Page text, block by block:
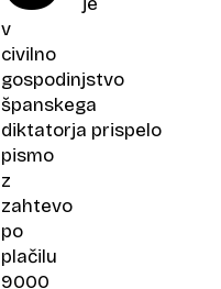
v
civilno
gospodinjstvo
španskega
diktatorja prispelo
pismo
z
zahtevo
po
plačilu
9000